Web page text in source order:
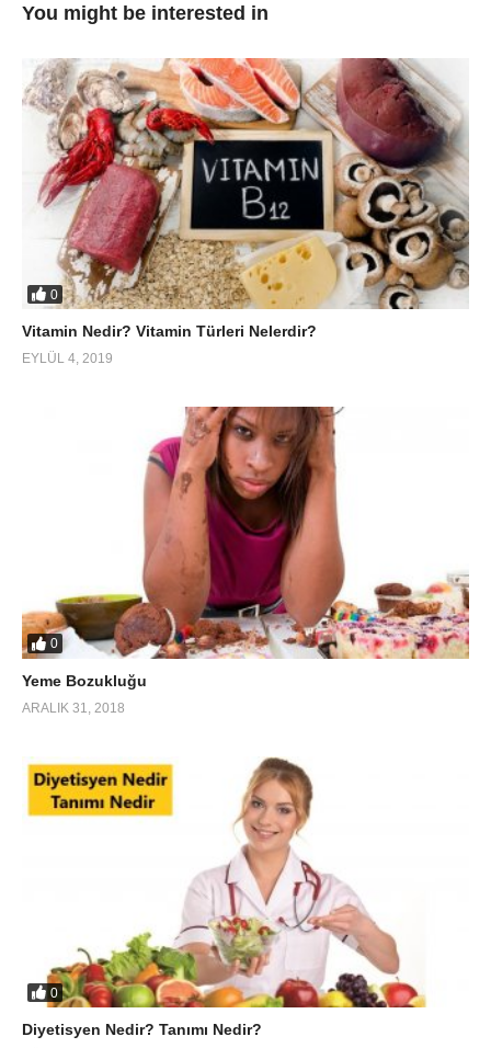
You might be interested in
0
Vitamin Nedir? Vitamin Türleri Nelerdir?
EYLÜL 4, 2019
0
Yeme Bozukluğu
ARALIK 31, 2018
0
Diyetisyen Nedir? Tanımı Nedir?